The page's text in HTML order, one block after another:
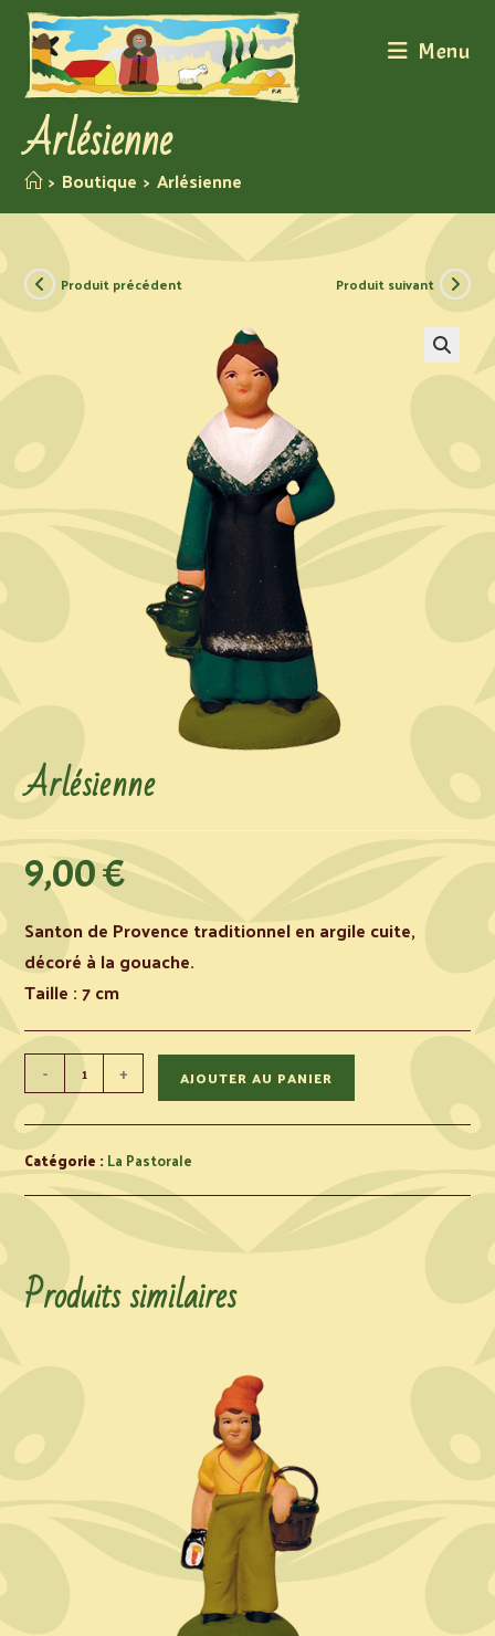
Menu
Arlésienne
> Boutique > Arlésienne
Produit précédent Produit suivant
Arlésienne
9,00€
Santon de Provence traditionnel en argile cuite,
décoré à la gouache.
Taille : 7 cm
- + AJOUTER AU PANIER
Catégorie : La Pastorale
Produits similaires